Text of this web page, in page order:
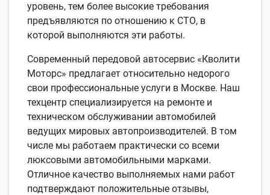
уровень, тем более высокие требования
предъявляются по отношению к СТО, в
которой выполняются эти работы.
Современный передовой автосервис «Кволити
Моторс» предлагает относительно недорого
свои профессиональные услуги в Москве. Наш
техцентр специализируется на ремонте и
техническом обслуживании автомобилей
ведущих мировых автопроизводителей. В том
числе мы работаем практически со всеми
люксовыми автомобильными марками.
Отличное качество выполняемых нами работ
подтверждают положительные отзывы,